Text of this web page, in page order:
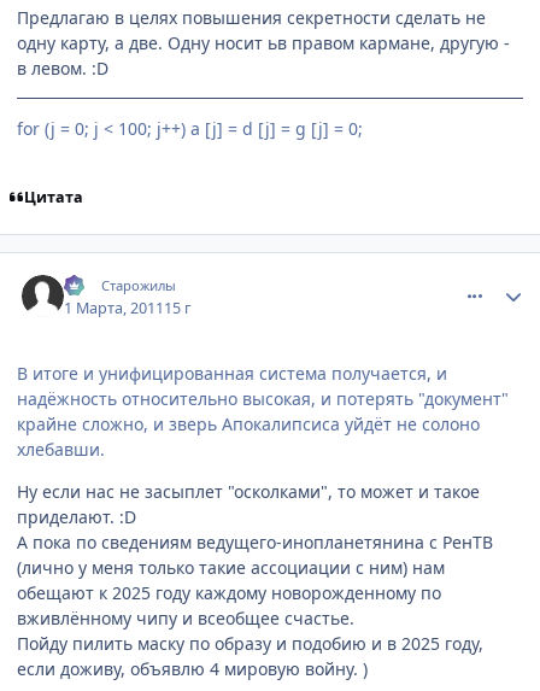
Предлагаю в целях повышения секретности сделать не
одну карту, а две. Одну носит ьв правом кармане, другую -
в левом. :D
for (j = 0; j < 100; j++) a [j] = d [j] = g [j] = 0;
Цитата
:-) Старожилы
1 Марта, 201115 г
В итоге и унифицированная система получается, и
надёжность относительно высокая, и потерять "документ"
крайне сложно, и зверь Апокалипсиса уйдёт не солоно
хлебавши.
Ну если нас не засыплет "осколками", то может и такое
приделают. :D
А пока по сведениям ведущего-инопланетянина с РенТВ
(лично у меня только такие ассоциации с ним) нам
обещают к 2025 году каждому новорожденному по
вживлённому чипу и всеобщее счастье.
Пойду пилить маску по образу и подобию и в 2025 году,
если доживу, объявлю 4 мировую войну. )